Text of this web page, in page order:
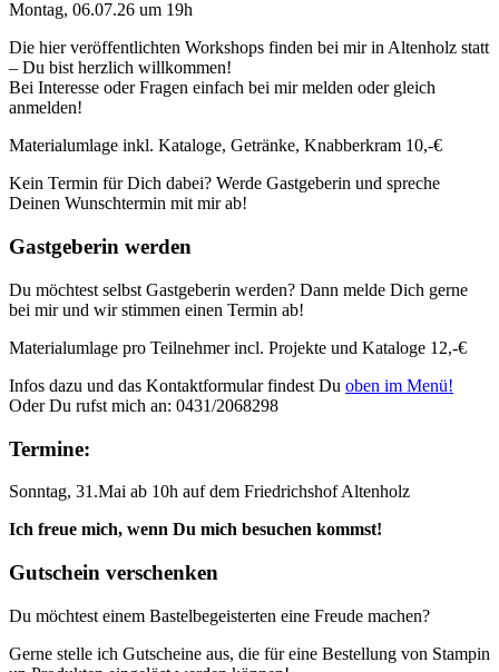
Montag, 06.07.26 um 19h
Die hier veröffentlichten Workshops finden bei mir in Altenholz statt
– Du bist herzlich willkommen!
Bei Interesse oder Fragen einfach bei mir melden oder gleich
anmelden!
Materialumlage inkl. Kataloge, Getränke, Knabberkram 10,-€
Kein Termin für Dich dabei? Werde Gastgeberin und spreche
Deinen Wunschtermin mit mir ab!
Gastgeberin werden
Du möchtest selbst Gastgeberin werden? Dann melde Dich gerne
bei mir und wir stimmen einen Termin ab!
Materialumlage pro Teilnehmer incl. Projekte und Kataloge 12,-€
Infos dazu und das Kontaktformular findest Du oben im Menü!
Oder Du rufst mich an: 0431/2068298
Termine:
Sonntag, 31.Mai ab 10h auf dem Friedrichshof Altenholz
Ich freue mich, wenn Du mich besuchen kommst!
Gutschein verschenken
Du möchtest einem Bastelbegeisterten eine Freude machen?
Gerne stelle ich Gutscheine aus, die für eine Bestellung von Stampin